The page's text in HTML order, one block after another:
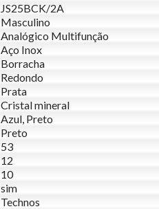
JS25BCK/2A
Masculino
Analógico Multifunção
Aço Inox
Borracha
Redondo
Prata
Cristal mineral
Azul, Preto
Preto
53
12
10
sim
Technos